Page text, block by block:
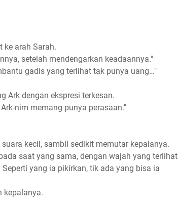
ke arah Sarah.
setelah mendengarkan keadaannya."
gadis yang terlihat tak punya uang…"
Ark dengan ekspresi terkesan.
nim memang punya perasaan."
kecil, sambil sedikit memutar kepalanya.
saat yang sama, dengan wajah yang terlihat
yang ia pikirkan, tik ada yang bisa ia
kepalanya.